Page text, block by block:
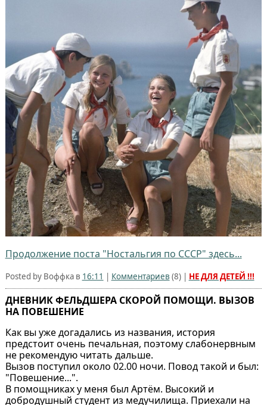
Продолжение поста "Ностальгия по СССР" здесь...
Posted by Воффка в 16:11 | Комментариев (8) | НЕ ДЛЯ ДЕТЕЙ !!!
ДНЕВНИК ФЕЛЬДШЕРА СКОРОЙ ПОМОЩИ. ВЫЗОВ
НА ПОВЕШЕНИЕ
Как вы уже догадались из названия, история
предстоит очень печальная, поэтому слабонервным
не рекомендую читать дальше.
Вызов поступил около 02.00 ночи. Повод такой и был:
"Повешение...".
В помощниках у меня был Артём. Высокий и
добродушный студент из медучилища. Приехали на